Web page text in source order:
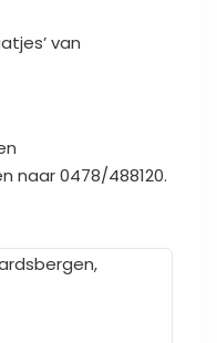
van
naar 0478/488120.